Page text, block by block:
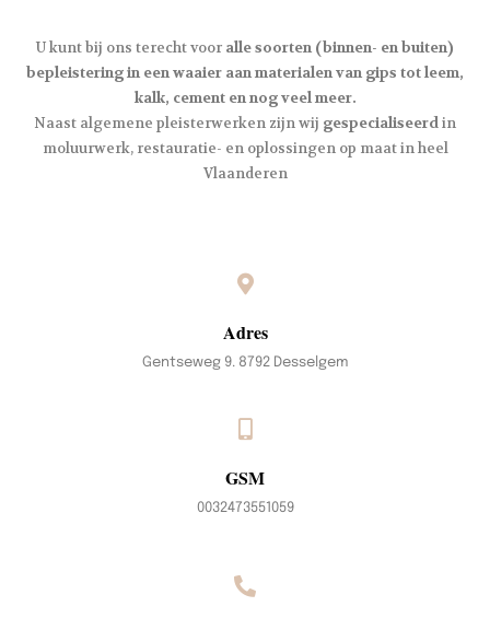
U kunt bij ons terecht voor alle soorten (binnen- en buiten)
bepleistering in een waaier aan materialen van gips tot leem,
kalk, cement en nog veel meer.
Naast algemene pleisterwerken zijn wij gespecialiseerdin
moluurwerk, restauratie- en oplossingen op maat in heel
Vlaanderen
Adres
Gentseweg 9. 8792 Desselgem
GSM
0032473551059